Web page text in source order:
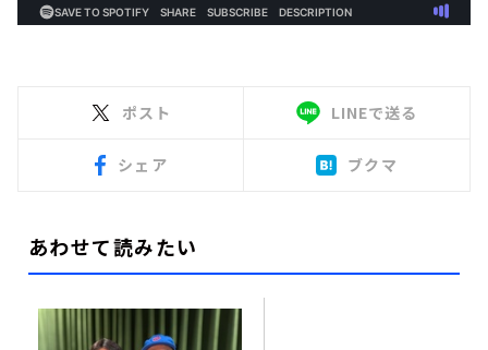
ポスト LINEで送る
シェア ブクマ
あわせて読みたい